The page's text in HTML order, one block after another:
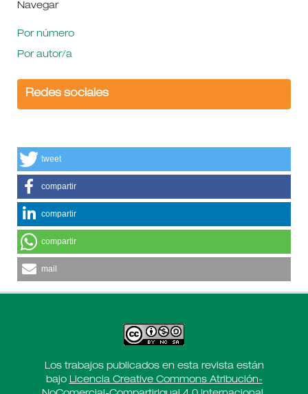
Navegar
Por número
Por autor/a
Redes sociales
tweet
compartir
compartir
compartir
mail
Los trabajos publicados en esta revista están
bajo Licencia Creative Commons Atribución-